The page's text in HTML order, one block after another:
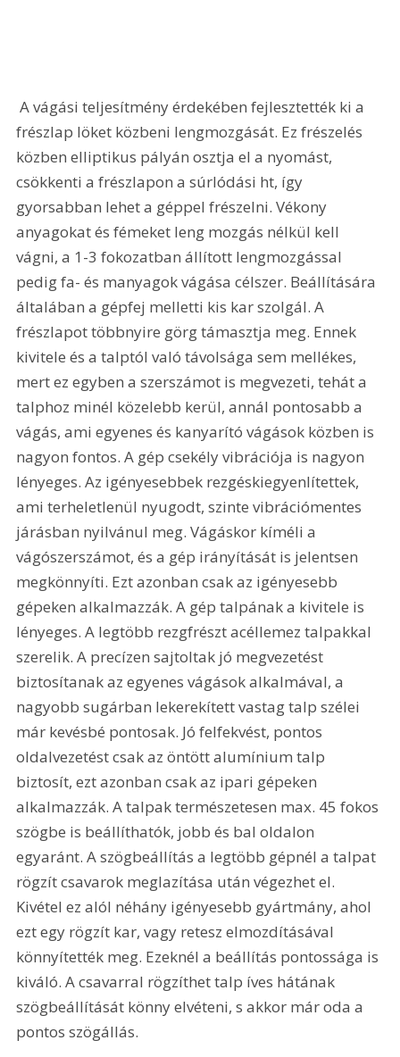
A vágási teljesítmény érdekében fejlesztették ki a
frészlap löket közbeni lengmozgását. Ez frészelés
közben elliptikus pályán osztja el a nyomást,
csökkenti a frészlapon a súrlódási ht, így
gyorsabban lehet a géppel frészelni. Vékony
anyagokat és fémeket leng mozgás nélkül kell
vágni, a 1-3 fokozatban állított lengmozgással
pedig fa- és manyagok vágása célszer. Beállítására
általában a gépfej melletti kis kar szolgál. A
frészlapot többnyire görg támasztja meg. Ennek
kivitele és a talptól való távolsága sem mellékes,
mert ez egyben a szerszámot is megvezeti, tehát a
talphoz minél közelebb kerül, annál pontosabb a
vágás, ami egyenes és kanyarító vágások közben is
nagyon fontos. A gép csekély vibrációja is nagyon
lényeges. Az igényesebbek rezgéskiegyenlítettek,
ami terheletlenül nyugodt, szinte vibrációmentes
járásban nyilvánul meg. Vágáskor kíméli a
vágószerszámot, és a gép irányítását is jelentsen
megkönnyíti. Ezt azonban csak az igényesebb
gépeken alkalmazzák. A gép talpának a kivitele is
lényeges. A legtöbb rezgfrészt acéllemez talpakkal
szerelik. A precízen sajtoltak jó megvezetést
biztosítanak az egyenes vágások alkalmával, a
nagyobb sugárban lekerekített vastag talp szélei
már kevésbé pontosak. Jó felfekvést, pontos
oldalvezetést csak az öntött alumínium talp
biztosít, ezt azonban csak az ipari gépeken
alkalmazzák. A talpak természetesen max. 45 fokos
szögbe is beállíthatók, jobb és bal oldalon
egyaránt. A szögbeállítás a legtöbb gépnél a talpat
rögzít csavarok meglazítása után végezhet el.
Kivétel ez alól néhány igényesebb gyártmány, ahol
ezt egy rögzít kar, vagy retesz elmozdításával
könnyítették meg. Ezeknél a beállítás pontossága is
kiváló. A csavarral rögzíthet talp íves hátának
szögbeállítását könny elvéteni, s akkor már oda a
pontos szögállás.